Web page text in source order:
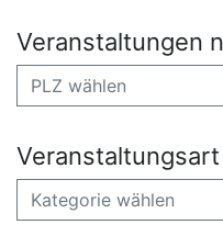
Veranstaltungen
PLZ wählen
Veranstaltungsart
Kategorie wählen